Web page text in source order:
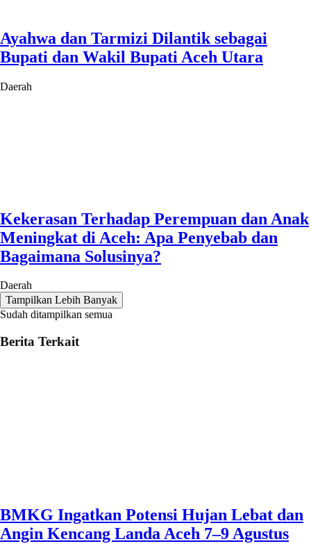
Ayahwa dan Tarmizi Dilantik sebagai
Bupati dan Wakil Bupati Aceh Utara
Daerah
Kekerasan Terhadap Perempuan dan Anak
Meningkat di Aceh: Apa Penyebab dan
Bagaimana Solusinya?
Daerah
Tampilkan Lebih Banyak
Sudah ditampilkan semua
Berita Terkait
BMKG Ingatkan Potensi Hujan Lebat dan
Angin Kencang Landa Aceh 7–9 Agustus